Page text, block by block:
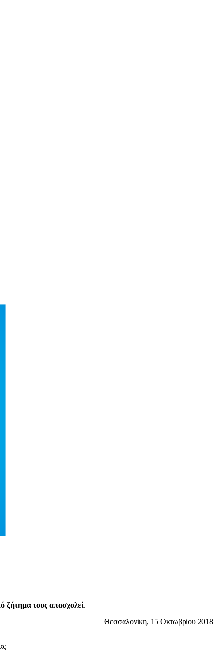
ζήτημα τους απασχολεί.
Θεσσαλονίκη, 15 Οκτωβρίου 2018